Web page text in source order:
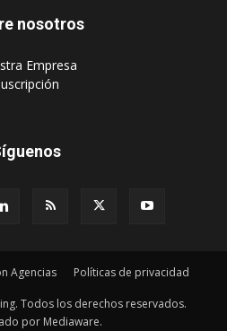
nosotros
Empresa
Agencias Políticas de privacidad
Todos los derechos reservados.
por Mediaware.